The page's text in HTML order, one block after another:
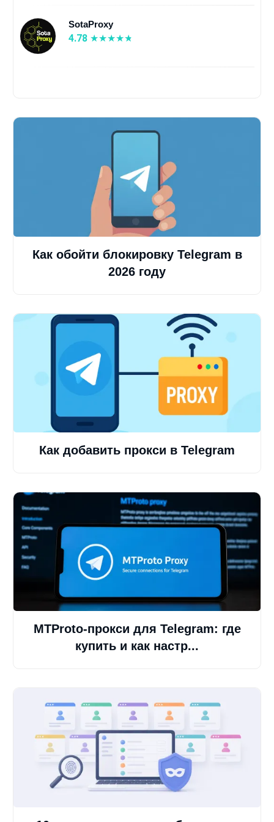
SotaProxy
4.78
Как обойти блокировку Telegram в
2026 году
Как добавить прокси в Telegram
MTProto-прокси для Telegram: где
купить и как настр...